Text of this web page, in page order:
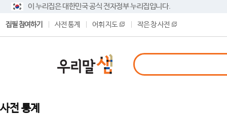
이 누리집은 대한민국 공식 전자정부 누리집입니다.
집필 참여하기 사전 통계 어휘 지도 작은 창 사전
사전 통계